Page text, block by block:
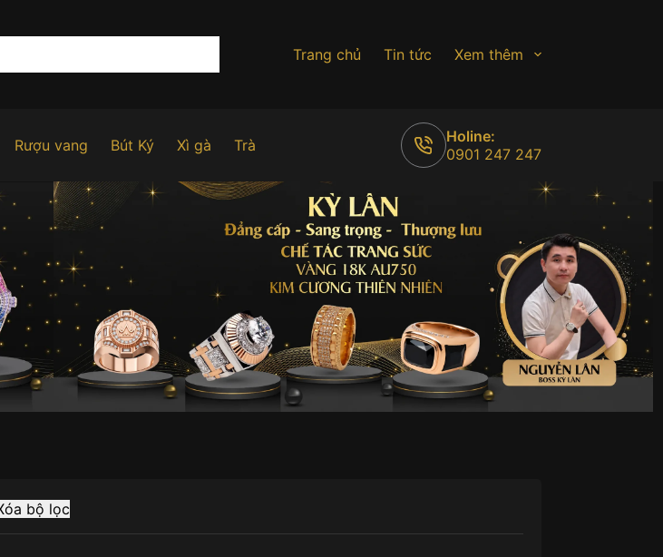
Trang chủ Tin tức Xem thêm
Rượu vang Bút Ký Xì gà Trà
Holine:
0901 247 247
bộ lọc